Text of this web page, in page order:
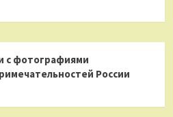
с фотографиями
России